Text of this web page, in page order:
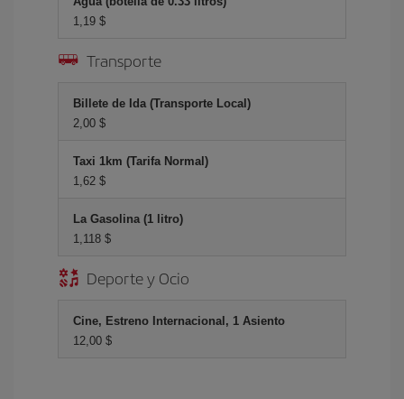
1,19 $
Transporte
Billete de Ida (Transporte Local)
2,00 $
Taxi 1km (Tarifa Normal)
1,62 $
La Gasolina (1 litro)
1,118 $
Deporte y Ocio
Cine, Estreno Internacional, 1 Asiento
12,00 $